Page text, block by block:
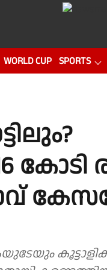
WORLD CUP SPORTS